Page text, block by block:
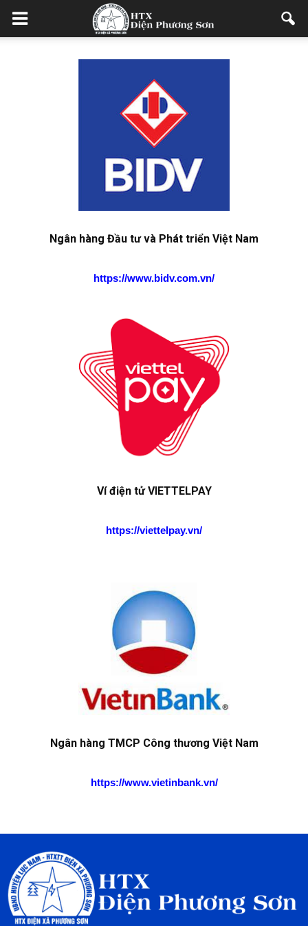
Ngân hàng Đầu tư và Phát triển Việt Nam
https://www.bidv.com.vn/
Ví điện tử VIETTELPAY
https://viettelpay.vn/
Ngân hàng TMCP Công thương Việt Nam
https://www.vietinbank.vn/